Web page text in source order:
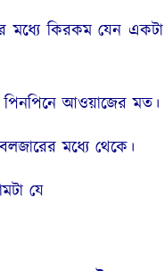
মধ্যে কিরকম যেন একটা
আওয়াজের মত।
মধ্যে থেকে।
যে